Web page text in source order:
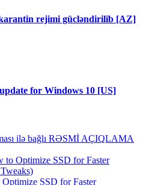
rejimi gücləndirilib [AZ]
for Windows 10 [US]
ilə bağlı RƏSMİ AÇIQLAMA
to Optimize SSD for Faster
SSD for Faster